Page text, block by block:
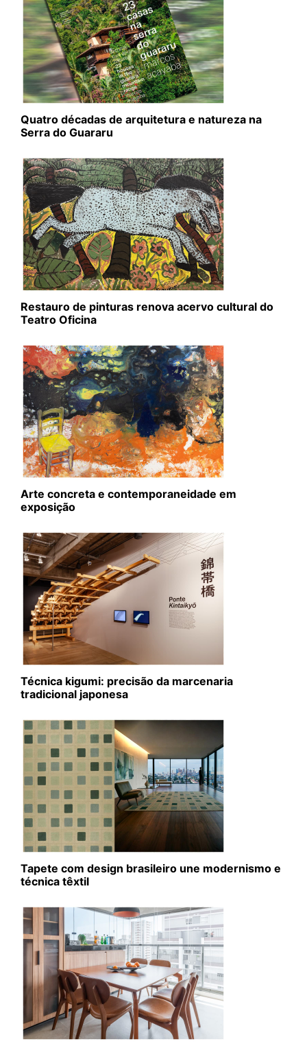
Quatro décadas de arquitetura e natureza na
Serra do Guararu
Restauro de pinturas renova acervo cultural do
Teatro Oficina
Arte concreta e contemporaneidade em
exposição
Técnica kigumi: precisão da marcenaria
tradicional japonesa
Tapete com design brasileiro une modernismo e
técnica têxtil